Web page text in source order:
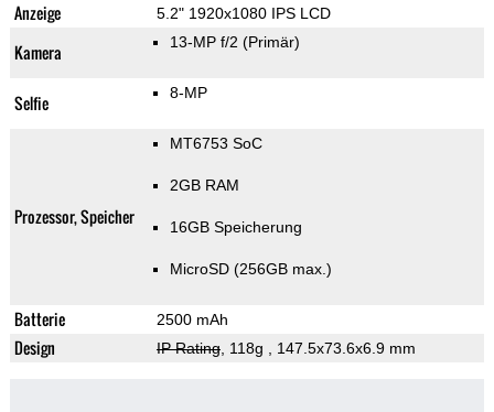
Anzeige 5.2" 1920x1080 IPS LCD
Kamera 13-MP f/2 (Primär)
Selfie 8-MP
Prozessor, Speicher
MT6753 SoC
2GB RAM
16GB Speicherung
MicroSD (256GB max.)
Batterie 2500 mAh
Design IP Rating, 118g , 147.5x73.6x6.9 mm